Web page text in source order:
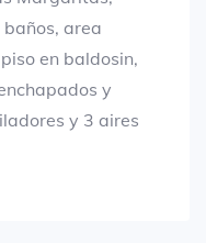
area
en baldosin,
y
y 3 aires